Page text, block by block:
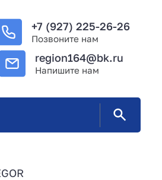
+7 (927) 225-26-26
Позвоните нам
region164@bk.ru
Напишите нам